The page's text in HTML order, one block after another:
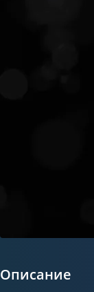
Описание